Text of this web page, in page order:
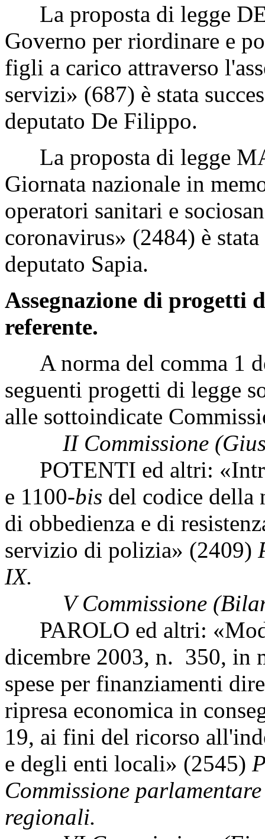
La proposta di legge
Governo per riordinare e
figli a carico attraverso
servizi» (687) è stata
deputato De Filippo.
La proposta di legge
Giornata nazionale in
operatori sanitari e
coronavirus» (2484) è
deputato Sapia.
Assegnazione di progetti
referente.
A norma del comma 1
seguenti progetti di legge
alle sottoindicate
II Commissione
POTENTI ed altri:
e 1100-bis del codice
di obbedienza e di
servizio di polizia» (2409)
IX.
V Commissione
PAROLO ed altri:
dicembre 2003, n. 350, in
spese per finanziamenti
ripresa economica in
19, ai fini del ricorso
e degli enti locali» (2545)
Commissione
regionali.